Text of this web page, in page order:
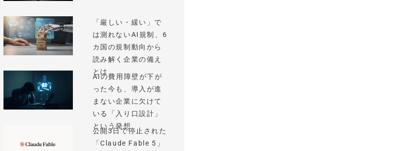
「厳しい・緩い」で
は測れないAI規制、6
カ国の規制動向から
読み解く企業の備え
とは
AIの費用障壁が下が
った今も、導入が進
まない企業に欠けて
いる「入り口設計」
という発想
公開3日で停止された
「Claude Fable 5」